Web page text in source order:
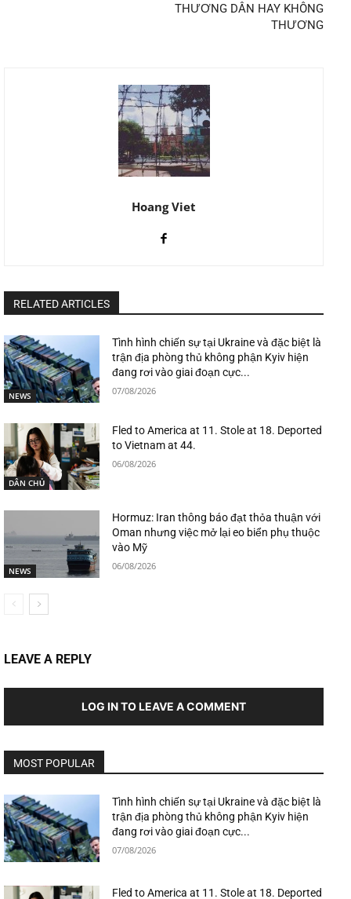
THƯƠNG DÂN HAY KHÔNG
THƯƠNG
Hoang Viet
RELATED ARTICLES
NEWS
Tình hình chiến sự tại Ukraine và đặc biệt là
trận địa phòng thủ không phận Kyiv hiện
đang rơi vào giai đoạn cực...
07/08/2026
DÂN CHỦ
Fled to America at 11. Stole at 18. Deported
to Vietnam at 44.
06/08/2026
NEWS
Hormuz: Iran thông báo đạt thỏa thuận với
Oman nhưng việc mở lại eo biển phụ thuộc
vào Mỹ
06/08/2026
LEAVE A REPLY
LOG IN TO LEAVE A COMMENT
MOST POPULAR
Tình hình chiến sự tại Ukraine và đặc biệt là
trận địa phòng thủ không phận Kyiv hiện
đang rơi vào giai đoạn cực...
07/08/2026
Fled to America at 11. Stole at 18. Deported